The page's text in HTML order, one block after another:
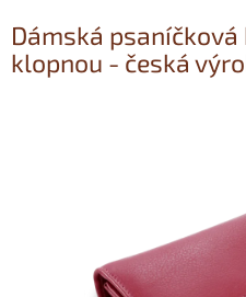
Dámská
klopnou - česká